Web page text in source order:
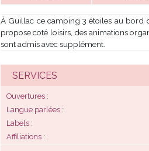
À Guillac ce camping 3 étoiles au bord
propose coté loisirs, des animations
sont admis avec supplément.
SERVICES
Ouvertures
Langue parlées
Labels
Affiliations